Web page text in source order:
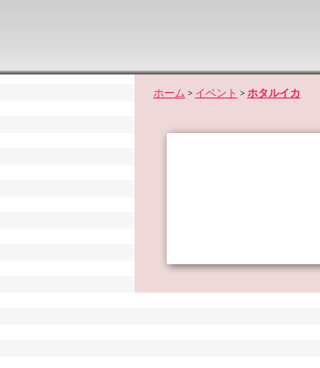
ホーム > イベント > ホタルイカ